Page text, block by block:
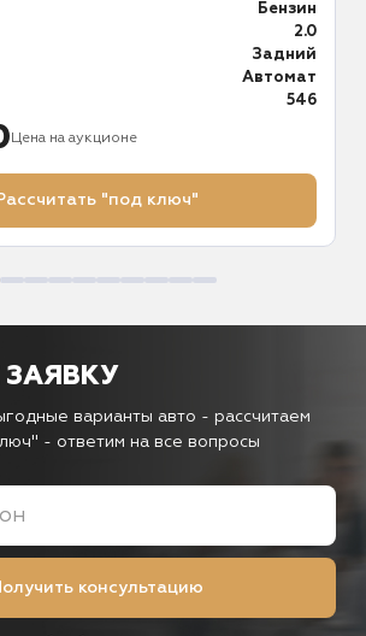
Бензин
2.0
Задний
Автомат
546
Цена на аукционе
"под ключ"
ЗАЯВКУ
варианты авто - рассчитаем
- ответим на все вопросы
консультацию